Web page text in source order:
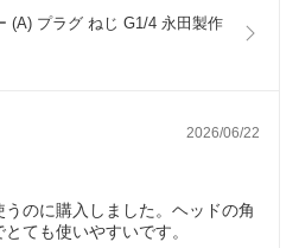
(A) プラグ ねじ G1/4 永田製作
2026/06/22
のに購入しました。ヘッドの角
ても使いやすいです。